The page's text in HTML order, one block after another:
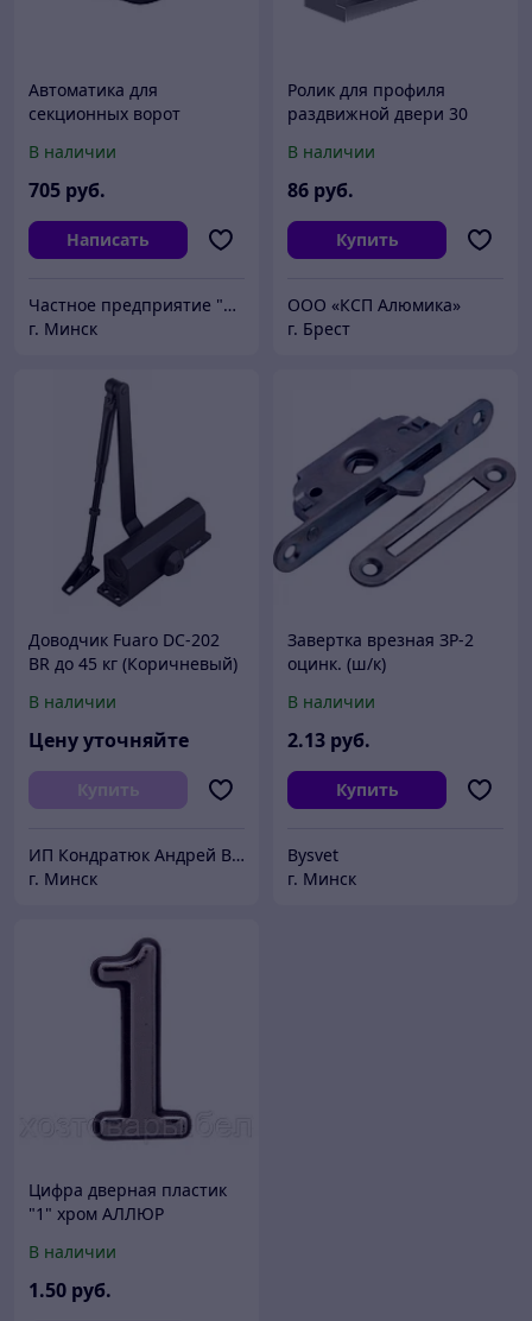
Автоматика для
секционных ворот
В наличии
705 руб.
Написать
Частное предприятие "СЕРВОТРОНИКС плюс"
г. Минск
Ролик для профиля
раздвижной двери 30
В наличии
86 руб.
Купить
ООО «КСП Алюмика»
г. Брест
Доводчик Fuaro DC-202
BR до 45 кг (Коричневый)
В наличии
Цену уточняйте
Купить
ИП Кондратюк Андрей Владимирович
г. Минск
Завертка врезная ЗР-2
оцинк. (ш/к)
В наличии
2.13 руб.
Купить
Bysvet
г. Минск
Цифра дверная пластик
"1" хром АЛЛЮР
В наличии
1.50 руб.